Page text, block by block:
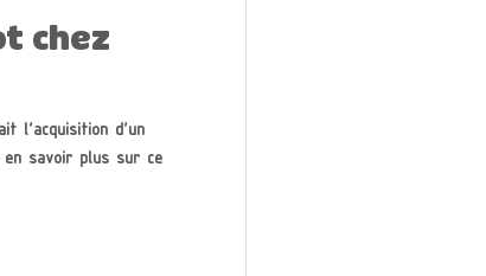
chez
l'acquisition d'un
en savoir plus sur ce